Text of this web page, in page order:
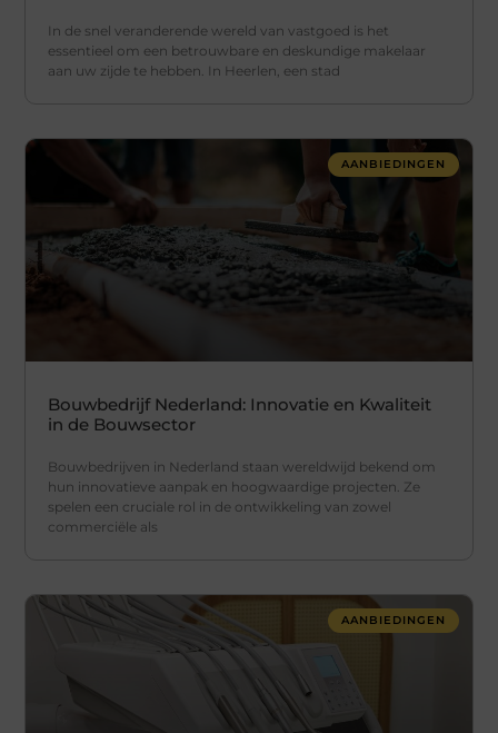
In de snel veranderende wereld van vastgoed is het
essentieel om een betrouwbare en deskundige makelaar
aan uw zijde te hebben. In Heerlen, een stad
AANBIEDINGEN
Bouwbedrijf Nederland: Innovatie en Kwaliteit
in de Bouwsector
Bouwbedrijven in Nederland staan wereldwijd bekend om
hun innovatieve aanpak en hoogwaardige projecten. Ze
spelen een cruciale rol in de ontwikkeling van zowel
commerciële als
AANBIEDINGEN